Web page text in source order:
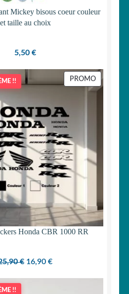
Mickey bisous coeur couleur
et taille au choix
5,50 €
!! PROMOPRODUIT
EN
Honda CBR 1000 RR
€ Le
16,90 €Le
!!